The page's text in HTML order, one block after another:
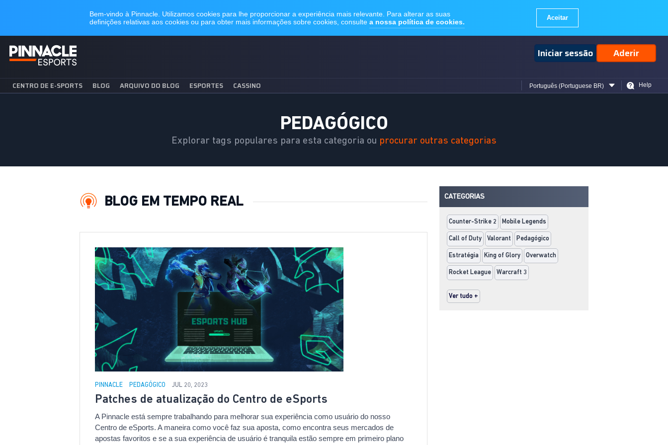
Iniciar sessão Aderir
CENTRO DE E-SPORTS BLOG ARQUIVO DO BLOG ESPORTES CASSINO Português (Portuguese BR) Help
PEDAGÓGICO
Explorar tags populares para esta categoria ou procurar outras categorias
BLOG EM TEMPO REAL
PINNACLE PEDAGÓGICO JUL 20, 2023
Patches de atualização do Centro de eSports
A Pinnacle está sempre trabalhando para melhorar sua experiência como usuário do nosso
Centro de eSports. A maneira como você faz sua aposta, como encontra seus mercados de
apostas favoritos e se a sua experiência de usuário é tranquila estão sempre em primeiro plano
CATEGORIAS
Counter-Strike 2 Mobile Legends
Call of Duty Valorant Pedagógico
Estratégia King of Glory Overwatch
Rocket League Warcraft 3
Ver tudo +